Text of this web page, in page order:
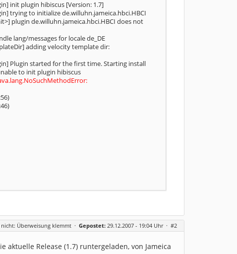
init plugin hibiscus [Version: 1.7]
trying to initialize de.willuhn.jameica.hbci.HBCI
plugin de.willuhn.jameica.hbci.HBCI does not
lang/messages for locale de_DE
adding velocity template dir:
Plugin started for the first time. Starting install
to init plugin hibiscus
nicht: Überweisung klemmt · Gepostet: 29.12.2007 - 19:04 Uhr · #2
aktuelle Release (1.7) runtergeladen, von Jameica